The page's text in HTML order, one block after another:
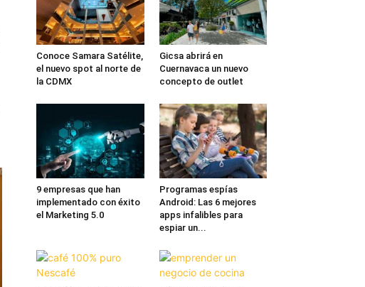
Conoce Samara Satélite,
el nuevo spot al norte de
la CDMX
Gicsa abrirá en
Cuernavaca un nuevo
concepto de outlet
9 empresas que han
implementado con éxito
el Marketing 5.0
Programas espías
Android: Las 6 mejores
apps infalibles para
espiar un...